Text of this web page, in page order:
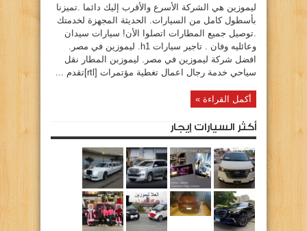
…
مغلقة
ليموزين هي الشركة الأسرع والأقرب إليك دائما .تميزنا
بأسطول كامل من السيارات. الحديثة المجهزة لخدمتك
.توصيل جميع المطارات اتصلوا الأن! سيارات سيدان
وعائليه وفان . تاجير سيارات h1. ليموزين في مصر.
افضل شركة ليموزين في مصر. ليموزبن المطار نقل
سياحي خدمة رجال اعمال تغطية مؤتمرات [rtl]تقدم ...
أكمل القراءة »
أكثر السيارات إيجار